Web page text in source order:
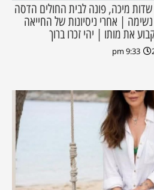
מיכה, פונה לבית החולים הדסה
| אחרי ניסיונות של החייאה
את מותו | יהי זכרו ברוך
9:33 pm